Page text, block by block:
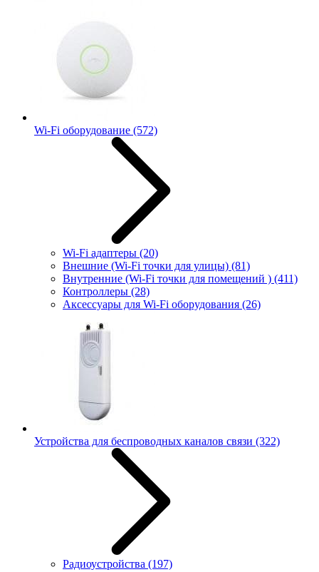
Wi-Fi оборудование (572)
Wi-Fi адаптеры (20)
Внешние (Wi-Fi точки для улицы) (81)
Внутренние (Wi-Fi точки для помещений ) (411)
Контроллеры (28)
Аксессуары для Wi-Fi оборудования (26)
Устройства для беспроводных каналов связи (322)
Радиоустройства (197)